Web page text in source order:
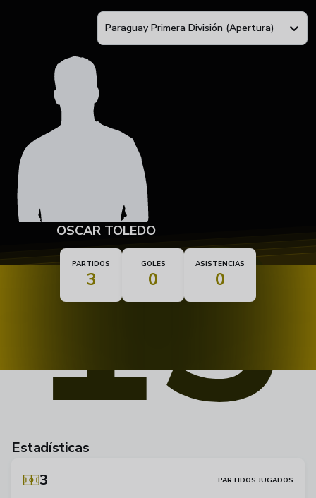
Paraguay Primera División (Apertura)
13
OSCAR TOLEDO
PARTIDOS
3
GOLES
0
ASISTENCIAS
0
Estadísticas
3
PARTIDOS JUGADOS